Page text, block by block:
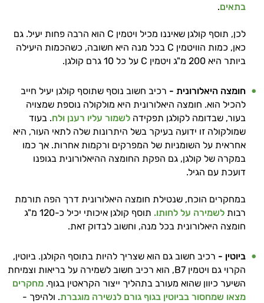
בתאים.
לכן, תוסף קולגן שאיננו מכיל ויטמין C הוא הרבה פחות יעיל. גם
כאן, כמות הוויטמין C בכל מנה היא חשובה, כשהכמות היעילה
ביותר היא 200 מ"ג ויטמין C על כל 10 גרם קולגן.
חומצה היאלורונית - רכיב חשוב נוסף שתוסף קולגן יעיל חייב
להכיל הוא. חומצה היאלורונית היא מולקולה נוספת שמצויה
בעור, שבדומה לקולגן תפקידה לשמור עליו רענן ולח. בעוד
שמולקולה זו ידועה בעיקר בשל היתרונות שלה לתאי העור, היא
אחראית על השומניות של המפרקים ורקמות אחרות. אך כמו
במקרה של קולגן, גם הפקת החומצה ההיאלורונית בגופנו
דועכת עם הגיל.
במחקרים הוכח, שנטילת חומצה היאלורונית דרך הפה תורמת
רבות לשמירה על לחותו.
תוסף קולגן איכותי יכיל כ-120 מ"ג
חומצה היאלורונית בכל מנה, וחשוב לבדוק זאת.
ביוטין - רכיב חשוב גם הוא שצריך להיות בתוסף הקולגן. ביוטין,
הקרוי גם ויטמין B7, הוא רכיב חשוב לשמירה על בריאות וצמיחת
השיער כיוון שהוא מעורב בתהליך ייצור הקראטין בגוף. מחקרים
מצאו שמחסור בביוטין בגוף גורם לנשירה מוגברת. ולהיפך -